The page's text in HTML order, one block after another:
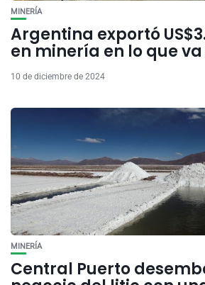
MINERÍA
Argentina exportó
en minería en lo que
10 de diciembre de 2024
MINERÍA
Central Puerto